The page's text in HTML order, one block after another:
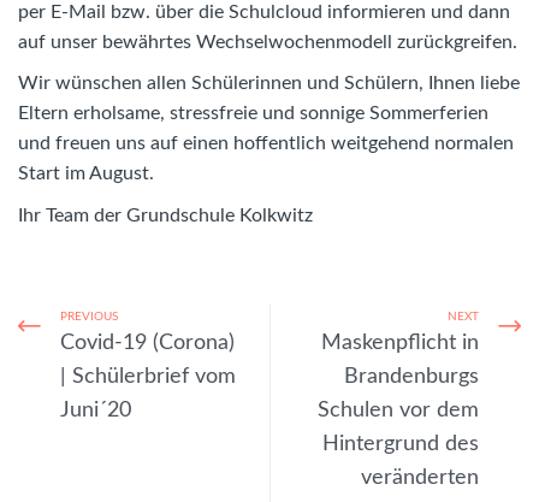
per E-Mail bzw. über die Schulcloud informieren und dann
auf unser bewährtes Wechselwochenmodell zurückgreifen.
Wir wünschen allen Schülerinnen und Schülern, Ihnen liebe
Eltern erholsame, stressfreie und sonnige Sommerferien
und freuen uns auf einen hoffentlich weitgehend normalen
Start im August.
Ihr Team der Grundschule Kolkwitz
PREVIOUS
Covid-19 (Corona)
| Schülerbrief vom
Juni´20
NEXT
Maskenpflicht in
Brandenburgs
Schulen vor dem
Hintergrund des
veränderten